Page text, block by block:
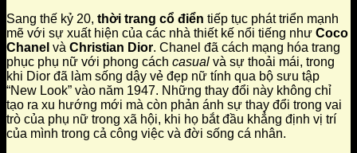
Sang thế kỷ 20, thời trang cổ điển tiếp tục phát triển mạnh
mẽ với sự xuất hiện của các nhà thiết kế nổi tiếng như Coco
Chanel và Christian Dior. Chanel đã cách mạng hóa trang
phục phụ nữ với phong cách casual và sự thoải mái, trong
khi Dior đã làm sống dậy vẻ đẹp nữ tính qua bộ sưu tập
“New Look” vào năm 1947. Những thay đổi này không chỉ
tạo ra xu hướng mới mà còn phản ánh sự thay đổi trong vai
trò của phụ nữ trong xã hội, khi họ bắt đầu khẳng định vị trí
của mình trong cả công việc và đời sống cá nhân.